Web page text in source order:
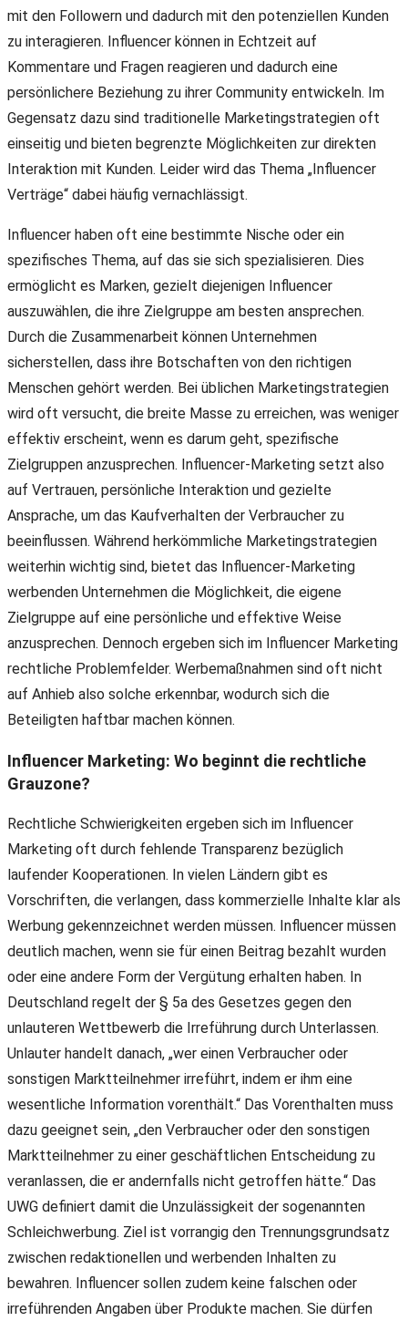
mit den Followern und dadurch mit den potenziellen Kunden
zu interagieren. Influencer können in Echtzeit auf
Kommentare und Fragen reagieren und dadurch eine
persönlichere Beziehung zu ihrer Community entwickeln. Im
Gegensatz dazu sind traditionelle Marketingstrategien oft
einseitig und bieten begrenzte Möglichkeiten zur direkten
Interaktion mit Kunden. Leider wird das Thema „Influencer
Verträge“ dabei häufig vernachlässigt.
Influencer haben oft eine bestimmte Nische oder ein
spezifisches Thema, auf das sie sich spezialisieren. Dies
ermöglicht es Marken, gezielt diejenigen Influencer
auszuwählen, die ihre Zielgruppe am besten ansprechen.
Durch die Zusammenarbeit können Unternehmen
sicherstellen, dass ihre Botschaften von den richtigen
Menschen gehört werden. Bei üblichen Marketingstrategien
wird oft versucht, die breite Masse zu erreichen, was weniger
effektiv erscheint, wenn es darum geht, spezifische
Zielgruppen anzusprechen. Influencer-Marketing setzt also
auf Vertrauen, persönliche Interaktion und gezielte
Ansprache, um das Kaufverhalten der Verbraucher zu
beeinflussen. Während herkömmliche Marketingstrategien
weiterhin wichtig sind, bietet das Influencer-Marketing
werbenden Unternehmen die Möglichkeit, die eigene
Zielgruppe auf eine persönliche und effektive Weise
anzusprechen. Dennoch ergeben sich im Influencer Marketing
rechtliche Problemfelder. Werbemaßnahmen sind oft nicht
auf Anhieb also solche erkennbar, wodurch sich die
Beteiligten haftbar machen können.
Influencer Marketing: Wo beginnt die rechtliche
Grauzone?
Rechtliche Schwierigkeiten ergeben sich im Influencer
Marketing oft durch fehlende Transparenz bezüglich
laufender Kooperationen. In vielen Ländern gibt es
Vorschriften, die verlangen, dass kommerzielle Inhalte klar als
Werbung gekennzeichnet werden müssen. Influencer müssen
deutlich machen, wenn sie für einen Beitrag bezahlt wurden
oder eine andere Form der Vergütung erhalten haben. In
Deutschland regelt der § 5a des Gesetzes gegen den
unlauteren Wettbewerb die Irreführung durch Unterlassen.
Unlauter handelt danach, „wer einen Verbraucher oder
sonstigen Marktteilnehmer irreführt, indem er ihm eine
wesentliche Information vorenthält.“ Das Vorenthalten muss
dazu geeignet sein, „den Verbraucher oder den sonstigen
Marktteilnehmer zu einer geschäftlichen Entscheidung zu
veranlassen, die er andernfalls nicht getroffen hätte.“ Das
UWG definiert damit die Unzulässigkeit der sogenannten
Schleichwerbung. Ziel ist vorrangig den Trennungsgrundsatz
zwischen redaktionellen und werbenden Inhalten zu
bewahren. Influencer sollen zudem keine falschen oder
irreführenden Angaben über Produkte machen. Sie dürfen